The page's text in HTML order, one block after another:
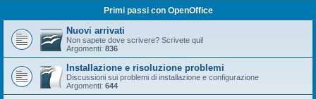
Primi passi con OpenOffice
Nuovi arrivati
Non sapete dove scrivere? Scrivete qui!
Argomenti: 836
Installazione e risoluzione problemi
Discussioni sui problemi di installazione e configurazione
Argomenti: 644